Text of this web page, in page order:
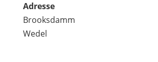
Adresse
Brooksdamm
Wedel